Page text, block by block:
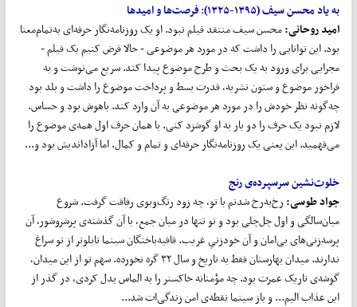
به یاد محسن سیف (۱۳۹۵-۱۳۲۵) :فرصتها و امیدها
امید روحانی:محسن سیف منتقد فیلم نبود. او یک روزنامه‌نگار حرفه‌ای به‌تمام‌معنا
بود. این توانایی را داشت که در مورد هر موضوعی - حالا فرض کنیم یک فیلم -
مجرایی برای ورود به یک بحث و طرح موضوع پیدا کند. سریع می‌نوشت و به
فراخور موضوع و ستون نشریه، قدرت بسط و پرداخت موضوع را داشت و بلد بود
چه‌گونه نظر خودش را در مورد هر موضوعی به آن وارد کند. باهوش بود و حساس.
لازم نبود یک حرف را دو بار به او گوشزد کنی. با همان حرف اول همه‌ی موضوع را
می‌فهمید. این یعنی یک روزنامه‌نگار حرفه‌ای و تمام و کمال. اما آزاداندیش بود و...
خلوتنشین سرسپرده‌ی رنج
جواد طوسی:رخ‌به‌رخ شدنم با تو، چه زود رنگ‌وبوی رفاقت گرفت. شروع
میان‌سالگی و اول چل‌چلی بود و تو تنها در میان جمع، با آن گذشته‌ی پرشروشور، آن
پرسه‌زنی‌های بی‌امان و آن خودزنیِ غریب. قافیه‌باختگان سینما تابلوتر از تو سراغ
ندارند. میدان بهارستان فقط به تاریخ و سال ۳۲ گره نخورده. سهم تو از این میدان،
گوشه‌ی تاریک عمرت بود. چه مؤمنانه خاکستر را به الماس بدل کردی، در گذر از
این عذاب الیم... و باز سینما نقطه‌ی امن زندگی‌ات شد...